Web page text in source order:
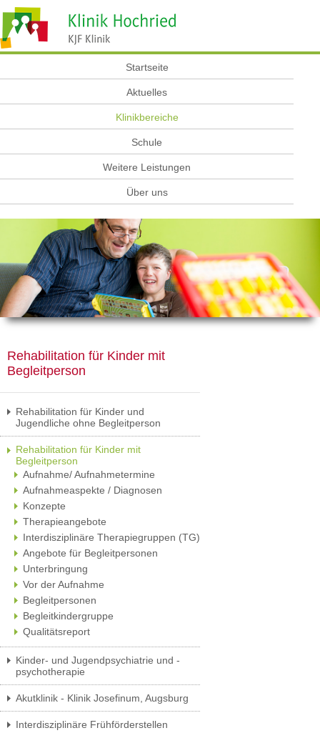
Startseite
Aktuelles
Klinikbereiche
Schule
Weitere Leistungen
Über uns
Rehabilitation für Kinder mit
Begleitperson
Rehabilitation für Kinder und
Jugendliche ohne Begleitperson
Rehabilitation für Kinder mit
Begleitperson
Aufnahme/ Aufnahmetermine
Aufnahmeaspekte / Diagnosen
Konzepte
Therapieangebote
Interdisziplinäre Therapiegruppen (TG)
Angebote für Begleitpersonen
Unterbringung
Vor der Aufnahme
Begleitpersonen
Begleitkindergruppe
Qualitätsreport
Kinder- und Jugendpsychiatrie und -
psychotherapie
Akutklinik - Klinik Josefinum, Augsburg
Interdisziplinäre Frühförderstellen